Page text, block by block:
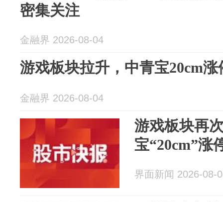
密集关注
金融界 2026-08-04
游戏板块拉升，中青宝20cm涨
金融界 2026-08-04
游戏板块再
宝“20cm”涨
界面新闻 2026-08-